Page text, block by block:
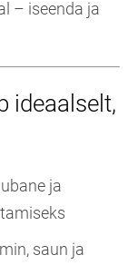
– iseenda ja
ideaalselt,
ja
saun ja